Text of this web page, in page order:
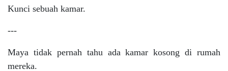
Kunci sebuah kamar.
---
Maya tidak pernah tahu ada kamar kosong di rumah
mereka.